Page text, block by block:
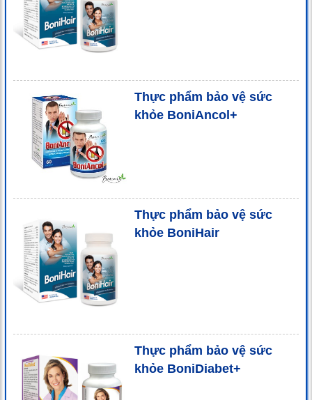
Thực phẩm bảo vệ sức
khỏe BoniAncol+
Thực phẩm bảo vệ sức
khỏe BoniHair
Thực phẩm bảo vệ sức
khỏe BoniDiabet+